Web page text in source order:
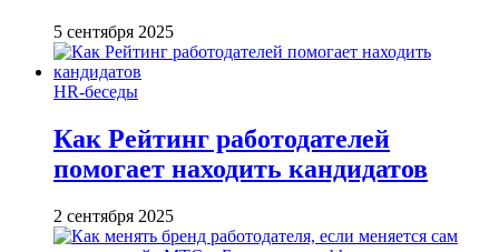
5 сентября 2025
HR-беседы
Как Рейтинг работодателей
помогает находить кандидатов
2 сентября 2025